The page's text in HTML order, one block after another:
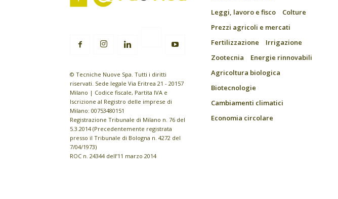
© Tecniche Nuove Spa. Tutti i diritti
riservati. Sede legale Via Eritrea 21 - 20157
Milano | Codice fiscale, Partita IVA e
Iscrizione al Registro delle imprese di
Milano: 00753480151
Registrazione Tribunale di Milano n. 76 del
5.3.2014 (Precedentemente registrata
presso il Tribunale di Bologna n. 4272 del
7/04/1973)
ROC n. 24344 dell’11 marzo 2014
Leggi, lavoro e fisco
Colture
Prezzi agricoli e mercati
Fertilizzazione
Irrigazione
Zootecnia
Energie rinnovabili
Agricoltura biologica
Biotecnologie
Cambiamenti climatici
Economia circolare